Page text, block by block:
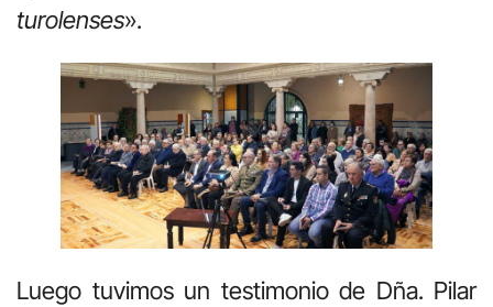
turolenses».
Luego tuvimos un testimonio de Dña. Pilar